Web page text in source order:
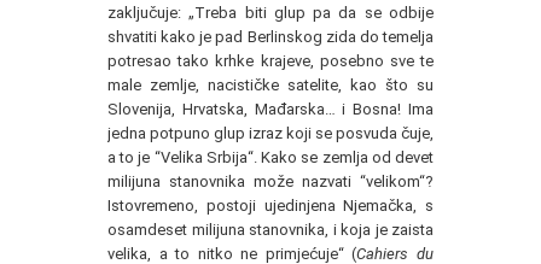
zaključuje: „Treba biti glup pa da se odbije
shvatiti kako je pad Berlinskog zida do temelja
potresao tako krhke krajeve, posebno sve te
male zemlje, nacističke satelite, kao što su
Slovenija, Hrvatska, Mađarska… i Bosna! Ima
jedna potpuno glup izraz koji se posvuda čuje,
a to je “Velika Srbija“. Kako se zemlja od devet
milijuna stanovnika može nazvati “velikom“?
Istovremeno, postoji ujedinjena Njemačka, s
osamdeset milijuna stanovnika, i koja je zaista
velika, a to nitko ne primjećuje“ (Cahiers du